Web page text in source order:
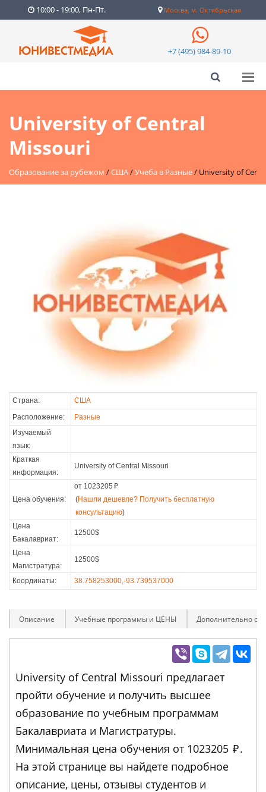
10:00 - 19:00, Пн-Пт. Москва, м. Октябрьская
+7 (495) 984-89-10
University of Central
Missouri
Образование за рубежом /США/Учеба в Разные/ University of
Страна:
США
Расположение:
Разные
Изучаемый
язык:
Краткая
информация:
University of Central Missouri
Цена обучения:
от 1023205 ₽
(Нашли дешевле? Получить бесплатную
консультацию)
Цена
Бакалавриат:
12500$
Цена
Магистратура:
12500$
Координаты: 38.758253000,-93.739537000
Описание Учебные программы и ЦЕНЫ Дополнительно
University of Central Missouri предлагает
пройти обучение и получить высшее
образование по учебным программам
Бакалавриата и Магистратуры.
Минимальная цена обучения от 1023205 ₽.
На этой странице вы найдете подробное
описание, цены, отзывы студентов и